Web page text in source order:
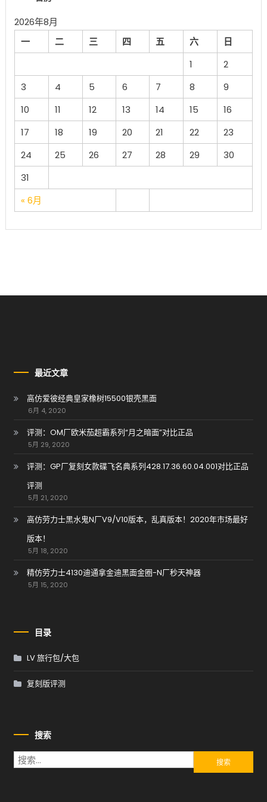
2026年8月
一
二 三 四 五 六 日
« 6月
1
2
3
4 5 6 7 8
9
10
11 12 13 14 15
16
17
18 19 20 21 22
23
24
25 26 27 28 29
30
31
最近文章
高仿爱彼经典皇家橡树15500银壳黑面
6月 4, 2020
评测：OM厂欧米茄超霸系列“月之暗面”对比正品
5月 29, 2020
评测：GP厂复刻女款碟飞名典系列428.17.36.60.04.001对比正品
评测
5月 21, 2020
高仿劳力士黑水鬼N厂V9/V10版本，乱真版本！2020年市场最好
版本！
5月 18, 2020
精仿劳力士4130迪通拿金迪黑面金圈-N厂秒天神器
5月 15, 2020
目录
LV 旅行包/大包
复刻版评测
搜索
搜索：